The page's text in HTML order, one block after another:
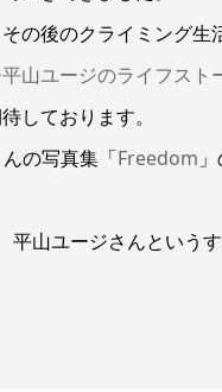
の後のクライミング
山ユージのライフスト
しております。
の写真集「Freedom
平山ユージさんという